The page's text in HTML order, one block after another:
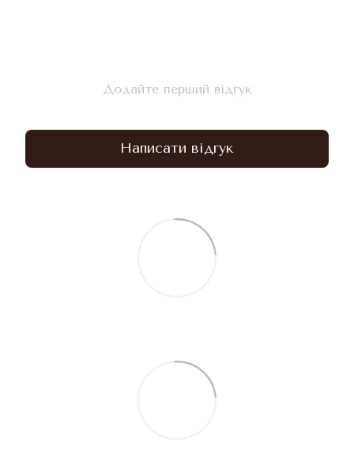
Додайте перший відгук
Написати відгук